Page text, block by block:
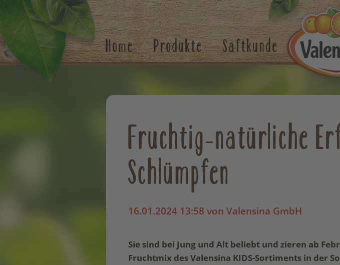
Home Produkte Saftkunde
Suchen
Fruchtig-natürliche
Schlümpfen
16.01.2024 13:58 von Valensina GmbH
Sie sind bei Jung und Alt beliebt und zieren ab
Fruchtmix des Valensina KIDS-Sortiments in der